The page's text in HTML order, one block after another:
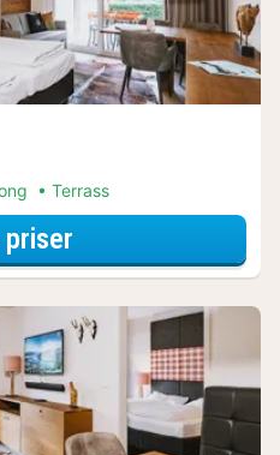
Terrass
priserför Studio